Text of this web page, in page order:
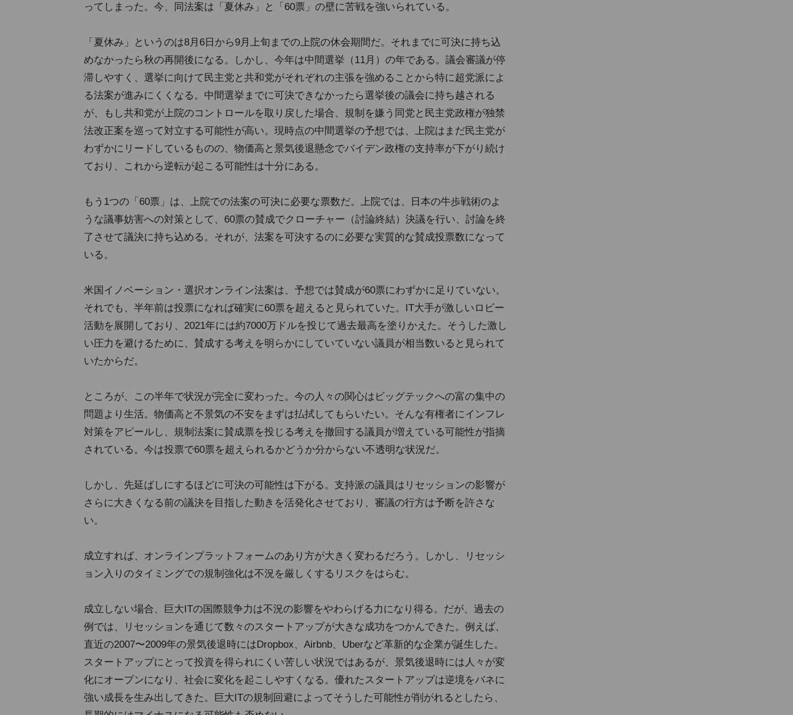
ってしまった。今、同法案は「夏休み」と「60票」の壁に苦戦を強いられている。
「夏休み」というのは8月6日から9月上旬までの上院の休会期間だ。それまでに可決に持ち込
めなかったら秋の再開後になる。しかし、今年は中間選挙（11月）の年である。議会審議が停
滞しやすく、選挙に向けて民主党と共和党がそれぞれの主張を強めることから特に超党派によ
る法案が進みにくくなる。中間選挙までに可決できなかったら選挙後の議会に持ち越される
が、もし共和党が上院のコントロールを取り戻した場合、規制を嫌う同党と民主党政権が独禁
法改正案を巡って対立する可能性が高い。現時点の中間選挙の予想では、上院はまだ民主党が
わずかにリードしているものの、物価高と景気後退懸念でバイデン政権の支持率が下がり続け
ており、これから逆転が起こる可能性は十分にある。
もう1つの「60票」は、上院での法案の可決に必要な票数だ。上院では、日本の牛歩戦術のよ
うな議事妨害への対策として、60票の賛成でクローチャー（討論終結）決議を行い、討論を終
了させて議決に持ち込める。それが、法案を可決するのに必要な実質的な賛成投票数になって
いる。
米国イノベーション・選択オンライン法案は、予想では賛成が60票にわずかに足りていない。
それでも、半年前は投票になれば確実に60票を超えると見られていた。IT大手が激しいロビー
活動を展開しており、2021年には約7000万ドルを投じて過去最高を塗りかえた。そうした激し
い圧力を避けるために、賛成する考えを明らかにしていていない議員が相当数いると見られて
いたからだ。
ところが、この半年で状況が完全に変わった。今の人々の関心はビッグテックへの富の集中の
問題より生活。物価高と不景気の不安をまずは払拭してもらいたい。そんな有権者にインフレ
対策をアピールし、規制法案に賛成票を投じる考えを撤回する議員が増えている可能性が指摘
されている。今は投票で60票を超えられるかどうか分からない不透明な状況だ。
しかし、先延ばしにするほどに可決の可能性は下がる。支持派の議員はリセッションの影響が
さらに大きくなる前の議決を目指した動きを活発化させており、審議の行方は予断を許さな
い。
成立すれば、オンラインプラットフォームのあり方が大きく変わるだろう。しかし、リセッシ
ョン入りのタイミングでの規制強化は不況を厳しくするリスクをはらむ。
成立しない場合、巨大ITの国際競争力は不況の影響をやわらげる力になり得る。だが、過去の
例では、リセッションを通じて数々のスタートアップが大きな成功をつかんできた。例えば、
直近の2007〜2009年の景気後退時にはDropbox、Airbnb、Uberなど革新的な企業が誕生した。
スタートアップにとって投資を得られにくい苦しい状況ではあるが、景気後退時には人々が変
化にオープンになり、社会に変化を起こしやすくなる。優れたスタートアップは逆境をバネに
強い成長を生み出してきた。巨大ITの規制回避によってそうした可能性が削がれるとしたら、